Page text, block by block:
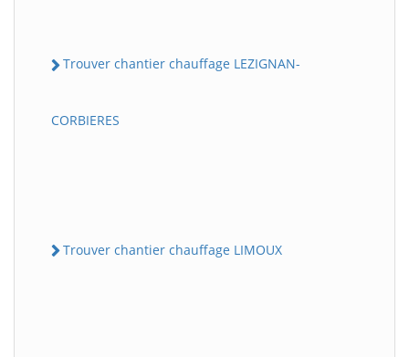
Trouver chantier chauffage LEZIGNAN-
CORBIERES
Trouver chantier chauffage LIMOUX